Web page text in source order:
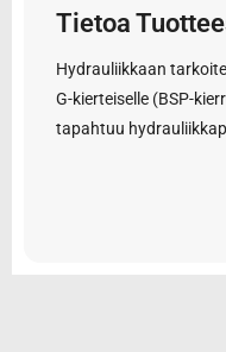
Tietoa
Hydrauliikkaan
G-kierteiselle (BSP-
tapahtuu